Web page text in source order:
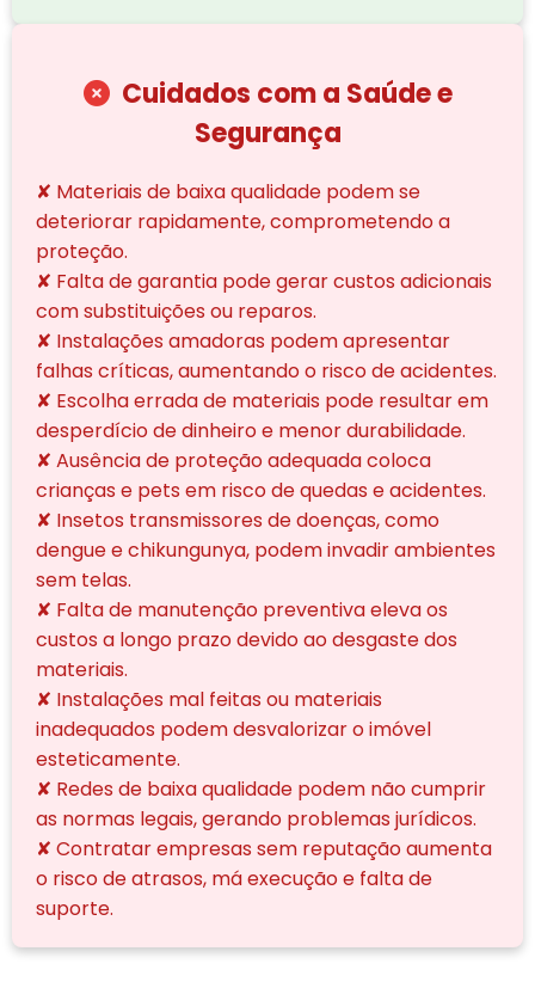
Cuidados com a Saúde e
Segurança
✘ Materiais de baixa qualidade podem se
deteriorar rapidamente, comprometendo a
proteção.
✘ Falta de garantia pode gerar custos adicionais
com substituições ou reparos.
✘ Instalações amadoras podem apresentar
falhas críticas, aumentando o risco de acidentes.
✘ Escolha errada de materiais pode resultar em
desperdício de dinheiro e menor durabilidade.
✘ Ausência de proteção adequada coloca
crianças e pets em risco de quedas e acidentes.
✘ Insetos transmissores de doenças, como
dengue e chikungunya, podem invadir ambientes
sem telas.
✘ Falta de manutenção preventiva eleva os
custos a longo prazo devido ao desgaste dos
materiais.
✘ Instalações mal feitas ou materiais
inadequados podem desvalorizar o imóvel
esteticamente.
✘ Redes de baixa qualidade podem não cumprir
as normas legais, gerando problemas jurídicos.
✘ Contratar empresas sem reputação aumenta
o risco de atrasos, má execução e falta de
suporte.